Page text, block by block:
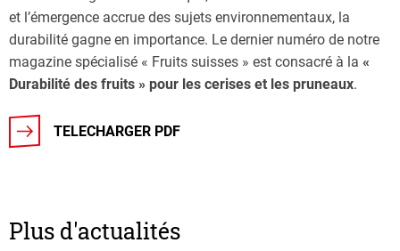
et l’émergence accrue des sujets environnementaux, la
durabilité gagne en importance. Le dernier numéro de notre
magazine spécialisé « Fruits suisses » est consacré à la «
Durabilité des fruits » pour les cerises et les pruneaux.
TELECHARGER PDF
Plus d'actualités